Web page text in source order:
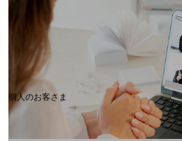
料金分析(ご利用料金管理サービス)
Web明細(My docomo)
個人のお客さま
NTTドコモ